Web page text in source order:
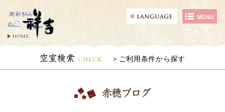
HOME
空室検索 CHECK ご利用条件から探す
赤穂ブログ